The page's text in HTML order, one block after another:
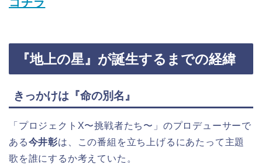
『地上の星』が誕生するまでの経緯
きっかけは『命の別名』
「プロジェクトX〜挑戦者たち〜」のプロデューサーで
ある今井彰は、この番組を立ち上げるにあたって主題
歌を誰にするか考えていた。